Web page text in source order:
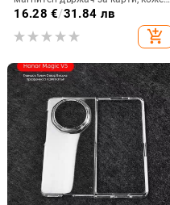
калъф S24Plus, защитен калъф,
разделен на части, калъф за
мобилен телефон Samsung
16.28 €/31.84 лв
add_shopping_cart